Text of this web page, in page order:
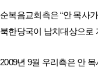
순복음교회측은 “안 목사
북한당국이 납치대상으로
2009년 9월 우리측은 안